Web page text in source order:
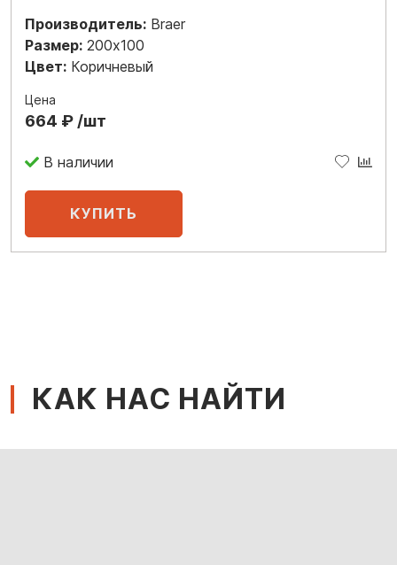
Производитель: Braer
Размер: 200x100
Цвет: Коричневый
Цена
664 ₽ /шт
В наличии
КАК НАС НАЙТИ